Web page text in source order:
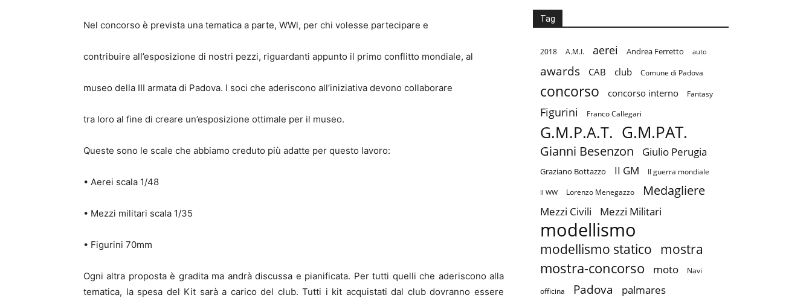
Nel concorso è prevista una tematica a parte, WWl, per chi volesse partecipare e
contribuire all’esposizione di nostri pezzi, riguardanti appunto il primo conflitto mondiale, al
museo della III armata di Padova. I soci che aderiscono all’iniziativa devono collaborare
tra loro al fine di creare un’esposizione ottimale per il museo.
Queste sono le scale che abbiamo creduto più adatte per questo lavoro:
• Aerei scala 1/48
• Mezzi militari scala 1/35
• Figurini 70mm
Ogni altra proposta è gradita ma andrà discussa e pianificata. Per tutti quelli che aderiscono alla
tematica, la spesa del Kit sarà a carico del club. Tutti i kit acquistati dal club dovranno essere
Tag
2018 A.M.I. aerei Andrea Ferretto auto
awards CAB club Comune di Padova
concorso concorso interno Fantasy
Figurini Franco Callegari
G.M.P.A.T. G.M.PAT.
Gianni Besenzon Giulio Perugia
Graziano Bottazzo II GM II guerra mondiale
II WW Lorenzo Menegazzo Medagliere
Mezzi Civili Mezzi Militari
modellismo
modellismo statico mostra
mostra-concorso moto Navi
officina Padova palmares